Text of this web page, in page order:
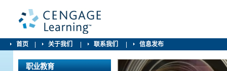
首页 关于我们 联系我们 信息发布
职业教育